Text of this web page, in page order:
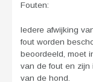
Fouten:
Iedere afwijking
fout worden
beoordeeld, moet
van de fout en
van de hond.